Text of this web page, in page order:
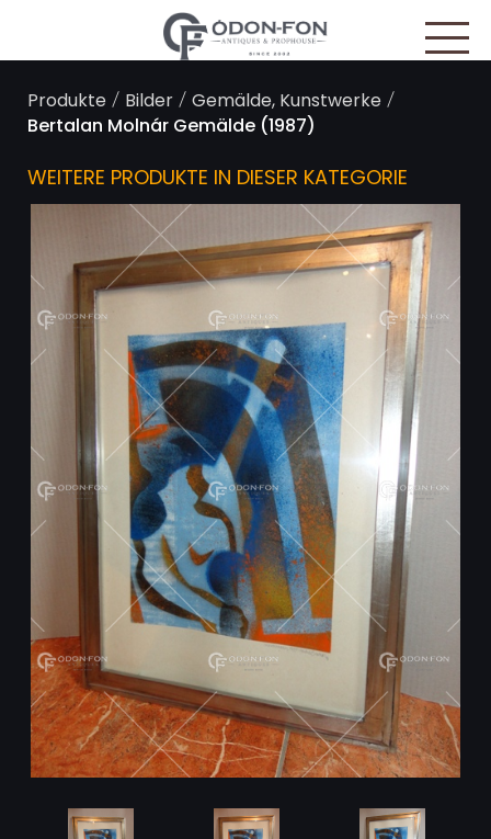
Produkte/ Bilder/Gemälde, Kunstwerke/
Bertalan Molnár Gemälde (1987)
WEITERE PRODUKTE IN DIESER KATEGORIE